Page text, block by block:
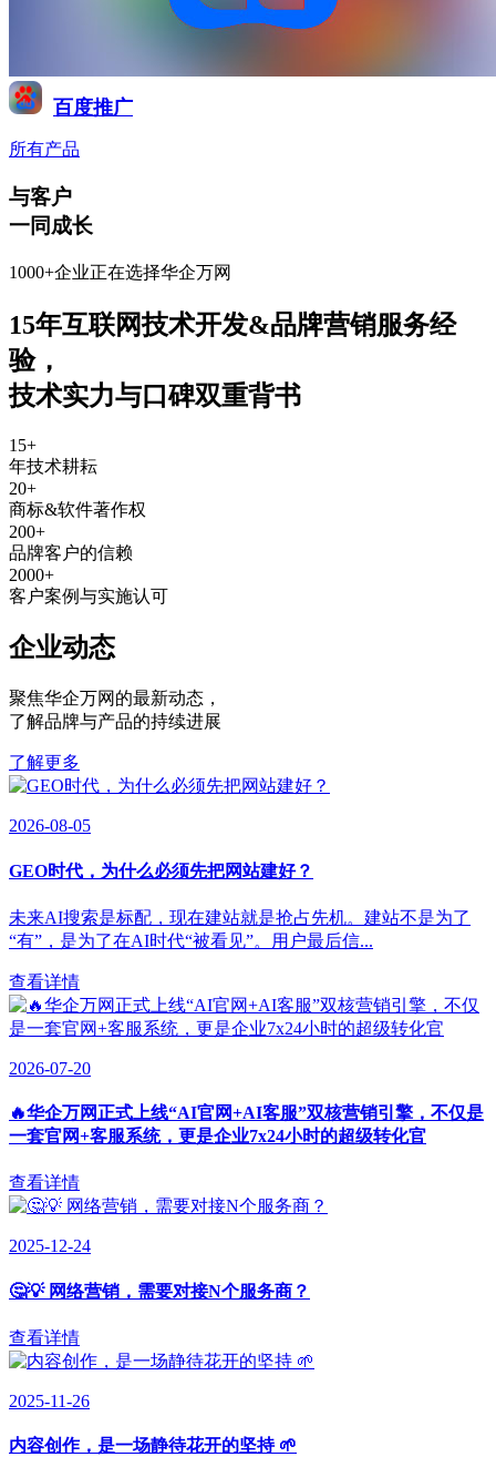
百度推广
所有产品
与客户
一同成长
1000+企业正在选择华企万网
15年互联网技术开发&品牌营销服务经
验，
技术实力与口碑双重背书
15+
年技术耕耘
20+
商标&软件著作权
200+
品牌客户的信赖
2000+
客户案例与实施认可
企业动态
聚焦华企万网的最新动态 ，
了解品牌与产品的持续进展
了解更多
2026-08-05
GEO时代，为什么必须先把网站建好？
未来AI搜索是标配，现在建站就是抢占先机。建站不是为了
“有”，是为了在AI时代“被看见”。用户最后信...
查看详情
2026-07-20
🔥华企万网正式上线“AI官网+AI客服”双核营销引擎，不仅是
一套官网+客服系统，更是企业7x24小时的超级转化官
查看详情
2025-12-24
🤔💡 网络营销，需要对接N个服务商？
查看详情
2025-11-26
内容创作，是一场静待花开的坚持 🌱